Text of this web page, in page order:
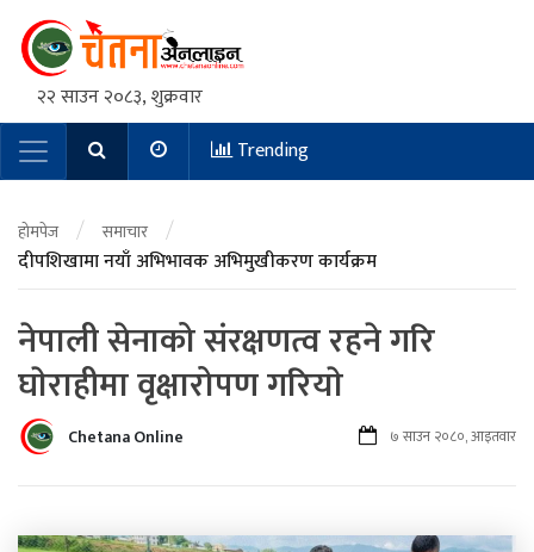
२२ साउन २०८३, शुक्रवार
Main NavigationTrending
होमपेज / समाचार /
दीपशिखामा नयाँ अभिभावक अभिमुखीकरण कार्यक्रम
नेपाली सेनाको संरक्षणत्व रहने गरि
घाेराहीमा वृक्षारोपण गरियाे
Chetana Online ७ साउन २०८०, आइतवार